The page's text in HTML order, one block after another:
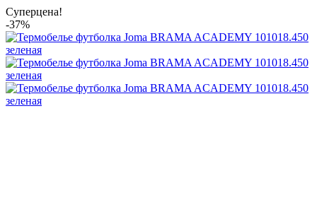
Суперцена!
-37%